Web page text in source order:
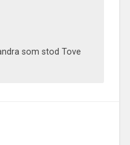
som stod Tove